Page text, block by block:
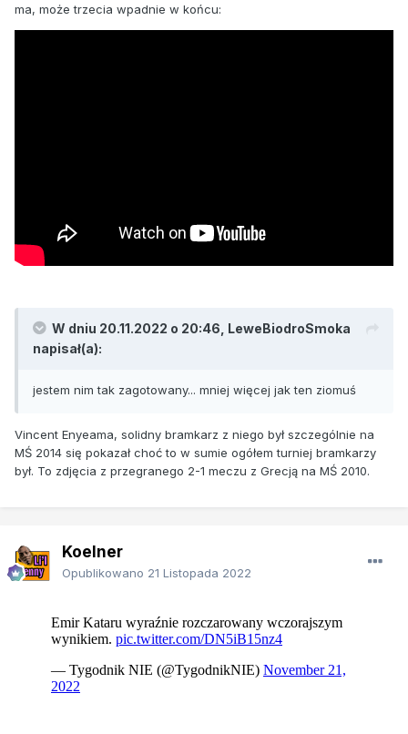
ma, może trzecia wpadnie w końcu:
W dniu 20.11.2022 o 20:46, LeweBiodroSmoka
napisał(a):
jestem nim tak zagotowany... mniej więcej jak ten ziomuś
Vincent Enyeama, solidny bramkarz z niego był szczególnie na
MŚ 2014 się pokazał choć to w sumie ogółem turniej bramkarzy
był. To zdjęcia z przegranego 2-1 meczu z Grecją na MŚ 2010.
Koelner
Opublikowano 21 Listopada 2022